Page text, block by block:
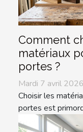
Comment
matériaux
portes ?
Mardi 7 avril
Choisir les
portes est